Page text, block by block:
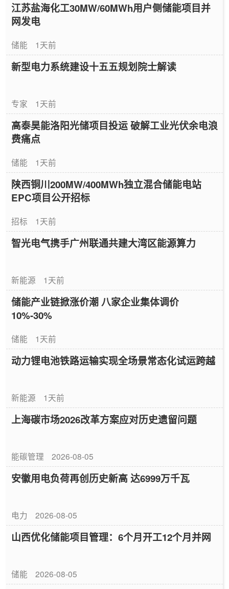
江苏盐海化工30MW/60MWh用户侧储能项目并
网发电
储能 1天前
新型电力系统建设十五五规划院士解读
专家 1天前
高泰昊能洛阳光储项目投运 破解工业光伏余电浪
费痛点
储能 1天前
陕西铜川200MW/400MWh独立混合储能电站
EPC项目公开招标
招标 1天前
智光电气携手广州联通共建大湾区能源算力
新能源 1天前
储能产业链掀涨价潮 八家企业集体调价
10%-30%
储能 1天前
动力锂电池铁路运输实现全场景常态化试运跨越
新能源 1天前
上海碳市场2026改革方案应对历史遗留问题
能碳管理 2026-08-05
安徽用电负荷再创历史新高 达6999万千瓦
电力 2026-08-05
山西优化储能项目管理：6个月开工12个月并网
储能 2026-08-05